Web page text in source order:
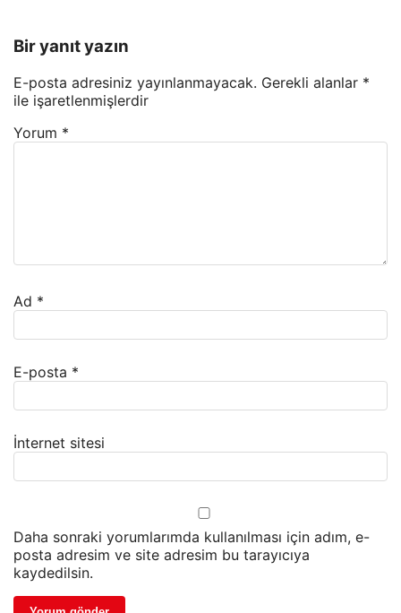
Bir yanıt yazın
E-posta adresiniz yayınlanmayacak. Gerekli alanlar *
ile işaretlenmişlerdir
Yorum *
Ad *
E-posta *
İnternet sitesi
Daha sonraki yorumlarımda kullanılması için adım, e-
posta adresim ve site adresim bu tarayıcıya
kaydedilsin.